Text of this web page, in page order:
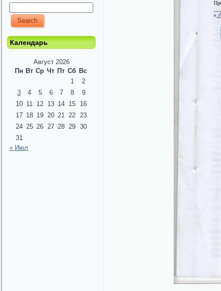
Календарь
Август 2026
Пн Вт Ср Чт Пт Сб Вс
1
2
3
4 5 6 7 8
9
10 11 12 13 14 15
16
17 18 19 20 21 22
23
24 25 26 27 28 29 30
31
« Июл